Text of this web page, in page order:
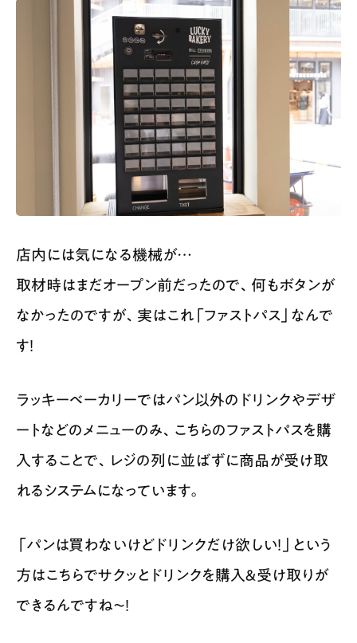
店内には気になる機械が…
取材時はまだオープン前だったので、何もボタンが
なかったのですが、実はこれ「ファストパス」なんで
す！
ラッキーベーカリーではパン以外のドリンクやデザ
ートなどのメニューのみ、こちらのファストパスを購
入することで、レジの列に並ばずに商品が受け取
れるシステムになっています。
「パンは買わないけどドリンクだけ欲しい！」という
方はこちらでサクッとドリンクを購入＆受け取りが
できるんですね〜！